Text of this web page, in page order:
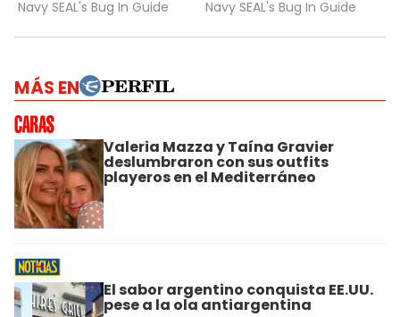
MÁS EN
Valeria Mazza y Taína Gravier
deslumbraron con sus outfits
playeros en el Mediterráneo
El sabor argentino conquista EE.UU.
pese a la ola antiargentina